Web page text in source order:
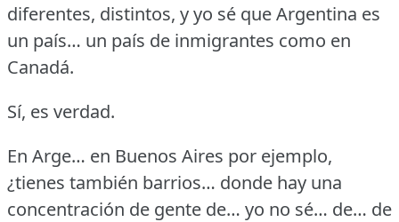
diferentes, distintos, y yo sé que Argentina es
un país… un país de inmigrantes como en
Canadá.
Sí, es verdad.
En Arge… en Buenos Aires por ejemplo,
¿tienes también barrios… donde hay una
concentración de gente de… yo no sé… de… de